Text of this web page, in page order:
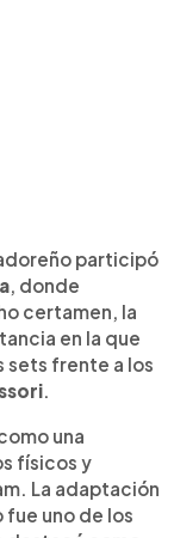
participó
, donde
certamen, la
en la que
sets frente a los
.
una
físicos y
La adaptación
fue uno de los